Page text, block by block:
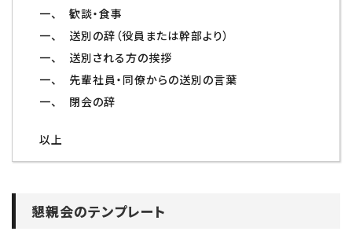
一、 歓談・食事
一、 送別の辞（役員または幹部より）
一、 送別される方の挨拶
一、 先輩社員・同僚からの送別の言葉
一、 閉会の辞
以上
懇親会のテンプレート